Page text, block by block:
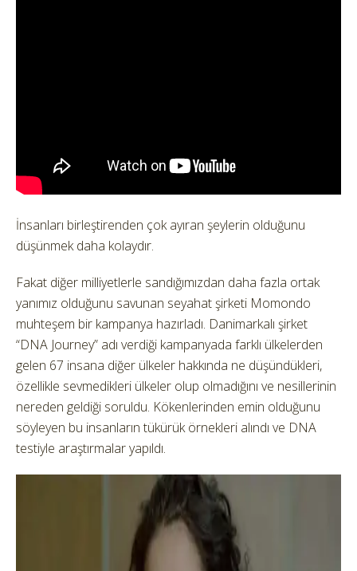
İnsanları birleştirenden çok ayıran şeylerin olduğunu
düşünmek daha kolaydır.
Fakat diğer milliyetlerle sandığımızdan daha fazla ortak
yanımız olduğunu savunan seyahat şirketi Momondo
muhteşem bir kampanya hazırladı. Danimarkalı şirket
“DNA Journey” adı verdiği kampanyada farklı ülkelerden
gelen 67 insana diğer ülkeler hakkında ne düşündükleri,
özellikle sevmedikleri ülkeler olup olmadığını ve nesillerinin
nereden geldiği soruldu. Kökenlerinden emin olduğunu
söyleyen bu insanların tükürük örnekleri alındı ve DNA
testiyle araştırmalar yapıldı.